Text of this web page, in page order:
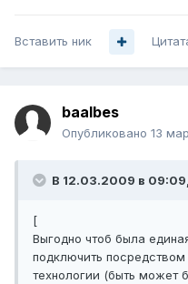
Вставить ник
baalbes
Опубликовано 13
В 12.03.2009 в 09:09,
[
Выгодно чтоб была
подключить посредством
технологии (быть может